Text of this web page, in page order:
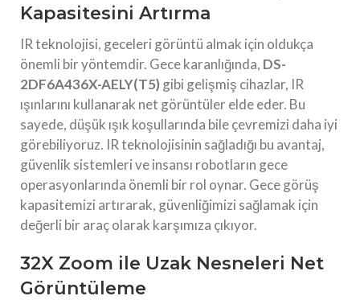
Kapasitesini Artırma
IR teknolojisi, geceleri görüntü almak için oldukça
önemli bir yöntemdir. Gece karanlığında, DS-
2DF6A436X-AELY(T5) gibi gelişmiş cihazlar, IR
ışınlarını kullanarak net görüntüler elde eder. Bu
sayede, düşük ışık koşullarında bile çevremizi daha iyi
görebiliyoruz. IR teknolojisinin sağladığı bu avantaj,
güvenlik sistemleri ve insansı robotların gece
operasyonlarında önemli bir rol oynar. Gece görüş
kapasitemizi artırarak, güvenliğimizi sağlamak için
değerli bir araç olarak karşımıza çıkıyor.
32X Zoom ile Uzak Nesneleri Net
Görüntüleme